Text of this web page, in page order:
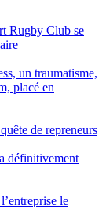
Rugby Club se
un traumatisme,
placé en
de repreneurs
définitivement
le